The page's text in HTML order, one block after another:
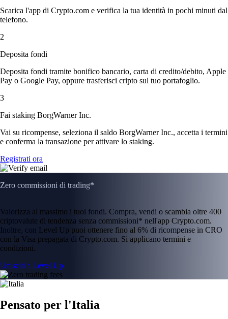
Scarica l'app di Crypto.com e verifica la tua identità in pochi minuti dal
telefono.
2
Deposita fondi
Deposita fondi tramite bonifico bancario, carta di credito/debito, Apple
Pay o Google Pay, oppure trasferisci cripto sul tuo portafoglio.
3
Fai staking BorgWarner Inc.
Vai su ricompense, seleziona il saldo BorgWarner Inc., accetta i termini
e conferma la transazione per attivare lo staking.
Registrati ora
Zero commissioni di trading*
Valorizza al massimo i tuoi fondi. Compra, vendi o scambia oltre 400
criptovalute di tendenza senza commissioni* nell'app Crypto.com.
Inoltre, con Level Up puoi ottenere fino al 6% di ricompense in CRO
con la Visa prepagata di Crypto.com. Si applicano termini e
condizioni.
Unisciti a Level Up
Pensato per l'Italia